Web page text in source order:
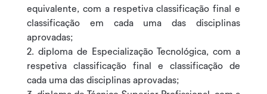
equivalente, com a respetiva classificação final e
classificação em cada uma das disciplinas
aprovadas;
diploma de Especialização Tecnológica, com a
respetiva classificação final e classificação de
cada uma das disciplinas aprovadas;